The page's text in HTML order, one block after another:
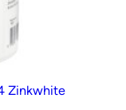
Zinkwhite